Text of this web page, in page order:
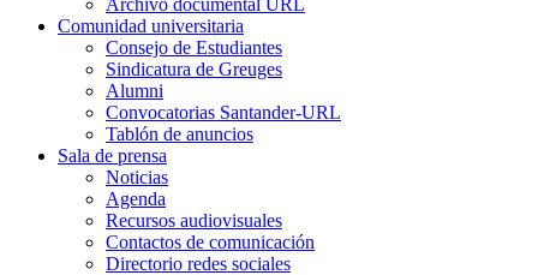
Comunidad universitaria
Consejo de Estudiantes
Sindicatura de Greuges
Alumni
Convocatorias Santander-URL
Tablón de anuncios
Sala de prensa
Noticias
Agenda
Recursos audiovisuales
Contactos de comunicación
Directorio redes sociales